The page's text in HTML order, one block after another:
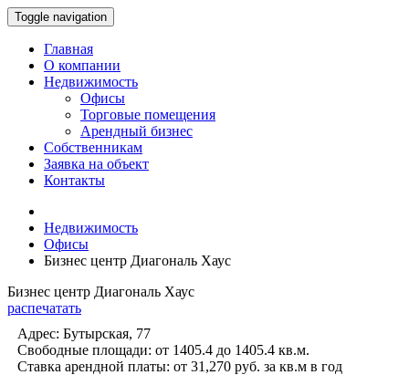
Toggle navigation
Главная
О компании
Недвижимость
Офисы
Торговые помещения
Арендный бизнес
Собственникам
Заявка на объект
Контакты
Недвижимость
Офисы
Бизнес центр Диагональ Хаус
Бизнес центр Диагональ Хаус
распечатать
Адрес: Бутырская, 77
Свободные площади: от 1405.4 до 1405.4 кв.м.
Ставка арендной платы: от 31,270 руб. за кв.м в год